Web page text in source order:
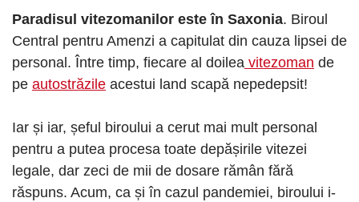
Paradisul vitezomanilor este în Saxonia. Biroul
Central pentru Amenzi a capitulat din cauza lipsei de
personal. Între timp, fiecare al doilea vitezoman de
pe autostrăzile acestui land scapă nepedepsit!
Iar și iar, șeful biroului a cerut mai mult personal
pentru a putea procesa toate depășirile vitezei
legale, dar zeci de mii de dosare rămân fără
răspuns. Acum, ca și în cazul pandemiei, biroului i-